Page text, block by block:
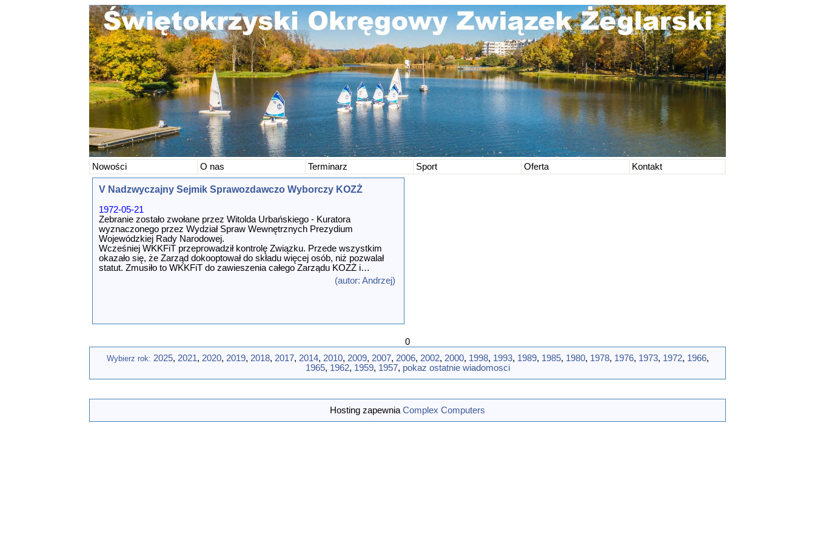
Nowości O nas Terminarz Sport Oferta Kontakt
V Nadzwyczajny Sejmik Sprawozdawczo Wyborczy KOZŻ
1972-05-21
Zebranie zostało zwołane przez Witolda Urbańskiego - Kuratora
wyznaczonego przez Wydział Spraw Wewnętrznych Prezydium
Wojewódzkiej Rady Narodowej.
Wcześniej WKKFiT przeprowadził kontrolę Związku. Przede wszystkim
okazało się, że Zarząd dokooptował do składu więcej osób, niż pozwalał
statut. Zmusiło to WKKFiT do zawieszenia całego Zarządu KOZŻ i
powołano Komisarza. Pierwszym jego zadaniem było wyłonienie nowego
dotychczasowy Prezes Bernard Piórkowski. Przewodnicz�...[wiecej]
(autor: Andrzej)
0
Wybierz rok: 2025, 2021, 2020, 2019, 2018, 2017, 2014, 2010, 2009, 2007, 2006, 2002, 2000, 1998, 1993, 1989, 1985, 1980, 1978, 1976, 1973, 1972, 1966,
1965, 1962, 1959, 1957, pokaz ostatnie wiadomosci
Hosting zapewnia Complex Computers